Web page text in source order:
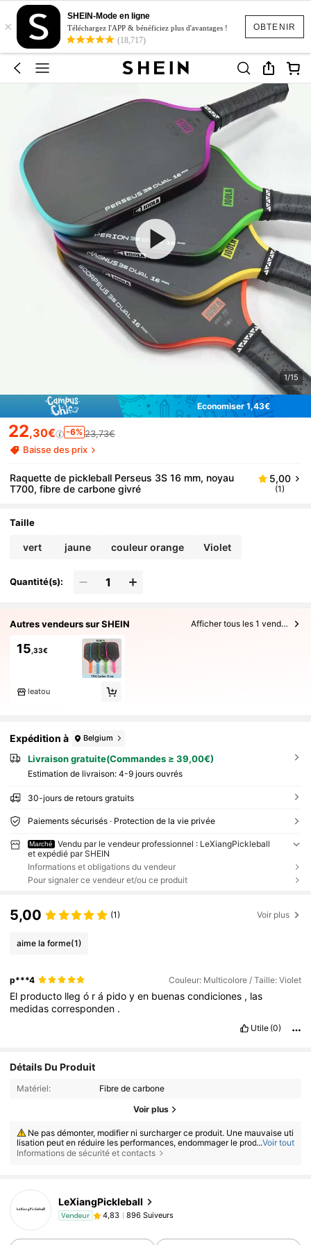
OBTENIR
×
SHEIN-Mode en ligne
Téléchargez l'APP & bénéficiez plus d'avantages !
(18,717)
1/15
Économiser 1,43€
22,30€ -6% 23,73€
Baisse des prix
Raquette de pickleball Perseus 3S 16 mm, noyau
T700, fibre de carbone givré
5,00
(1)
Taille
vert jaune couleur orange Violet
Quantité(s):
Autres vendeurs sur SHEIN Afficher tous les 1 vendeurs
15 ,33€
leatou
Expédition à Belgium
Livraison gratuite(Commandes ≥ 39,00€)
Estimation de livraison: 4-9 jours ouvrés
30-jours de retours gratuits
Paiements sécurisés · Protection de la vie privée
Marché
Vendu par le vendeur professionnel : LeXiangPickleball
et expédié par SHEIN
Informations et obligations du vendeur
Pour signaler ce vendeur et/ou ce produit
5,00 (1) Voir plus
aime la forme(1)
p***4 Couleur: Multicolore / Taille: Violet
El producto llegó rá pidoyen buenascondiciones , las
medidascorresponden .
Utile (0)
Détails Du Produit
Matériel: Fibre de carbone
Voir plus
Ne pas démonter, modifier ni surcharger ce produit. Une mauvaise uti
lisation peut en réduire les performances, endommager le produit et aug
menter le risque de blessure.
tion médicale susceptible de limiter leur activité physique, doivent cons
ulter un médecin ou un professionnel de santé qualifié avant utilisation.
Avant chaque utilisation, inspectez soigneusement le produit afin de
déceler toute fissure, déchirure, usure, jeu, déformation ou autre signe d
e dommage. Cessez immédiatement l'utilisation en cas de défaut.
...Voir tout
Informations de sécurité et contacts
LeXiangPickleball
Vendeur 4,83 896 Suiveurs